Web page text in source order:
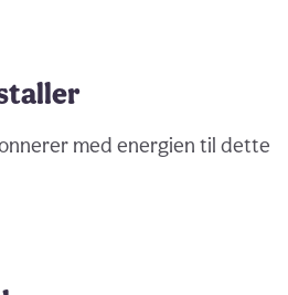
med energien til dette